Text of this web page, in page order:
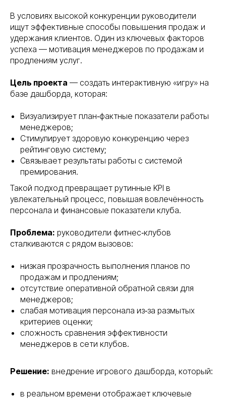
В условиях высокой конкуренции руководители
ищут эффективные способы повышения продаж и
удержания клиентов. Один из ключевых факторов
успеха — мотивация менеджеров по продажам и
продлениям услуг.
Цель проекта — создать интерактивную «игру» на
базе дашборда, которая:
Визуализирует план‑фактные показатели работы
менеджеров;
Стимулирует здоровую конкуренцию через
рейтинговую систему;
Связывает результаты работы с системой
премирования.
Такой подход превращает рутинные KPI в
увлекательный процесс, повышая вовлечённость
персонала и финансовые показатели клуба.
Проблема: руководители фитнес‑клубов
сталкиваются с рядом вызовов:
низкая прозрачность выполнения планов по
продажам и продлениям;
отсутствие оперативной обратной связи для
менеджеров;
слабая мотивация персонала из‑за размытых
критериев оценки;
сложность сравнения эффективности
менеджеров в сети клубов.
Решение: внедрение игрового дашборда, который:
в реальном времени отображает ключевые